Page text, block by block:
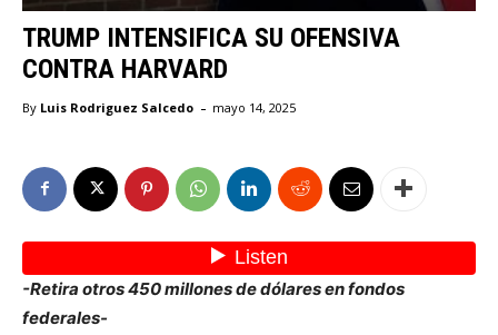
TRUMP INTENSIFICA SU OFENSIVA
CONTRA HARVARD
By Luis Rodriguez Salcedo - mayo 14, 2025
-Retira otros 450 millones de dólares en fondos
federales-